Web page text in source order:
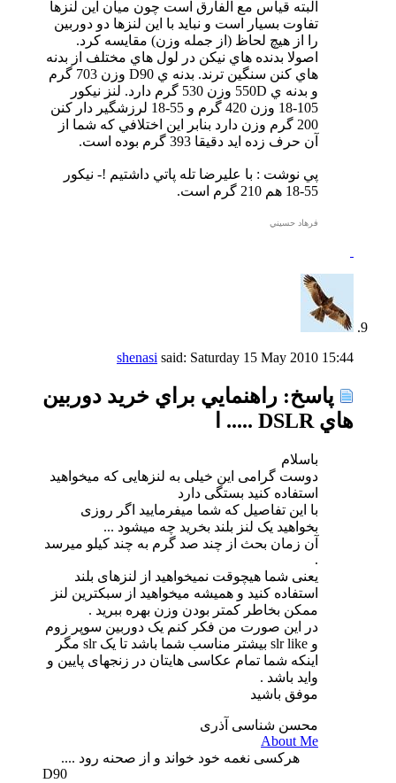
البته قياس مع الفارق است چون ميان اين لنزها
تفاوت بسيار است و نبايد با اين لنزها دو دوربين
را از هيچ لحاظ (از جمله وزن) مقايسه كرد.
اصولا بدنده هاي نيكن در لول هاي مختلف از بدنه
هاي كنن سنگين ترند. بدنه ي D90 وزن 703 گرم
و بدنه ي 550D وزن 530 گرم دارد. لنز نيكور
105-18 وزن 420 گرم و 55-18 لرزشگير دار كنن
200 گرم وزن دارد بنابر اين اختلافي كه شما از
آن حرف زده ايد دقيقا 393 گرم بوده است.
پي نوشت : با عليرضا تله پاتي داشتيم !- نيكور
55-18 هم 210 گرم است.
فرهاد حسيني
shenasi said: Saturday 15 May 2010 15:44
پاسخ: راهنمايي براي خريد دوربين
هاي DSLR ..... ا
باسلام
دوست گرامی این خیلی به لنزهایی که میخواهید
استفاده کنید بستگی دارد
با این تفاصیل که شما میفرمایید اگر روزی
بخواهید یک لنز بلند بخرید چه میشود ...
آن زمان بحث از چند صد گرم به چند کیلو میرسد
.
یعنی شما هیچوقت نمیخواهید از لنزهای بلند
استفاده کنید و همیشه میخواهید از سبکترین لنز
ممکن بخاطر کمتر بودن وزن بهره ببرید .
در این صورت من فکر کنم یک دوربین سوپر زوم
و slr like بیشتر مناسب شما باشد تا یک slr مگر
اینکه شما تمام عکاسی هایتان در زنجهای پایین و
واید باشد .
موفق باشید
محسن شناسی آذری
About Me
هرکسی نغمه خود خواند و از صحنه رود ....
D90